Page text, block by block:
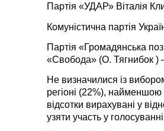
Партія «УДАР» Віталія
Комуністична партія
Партія «Громадянська
«Свобода» (О. Тягнибок )
Не визначилися із
регіоні (22%), найменшою
відсотки вирахувані у
узяти участь у